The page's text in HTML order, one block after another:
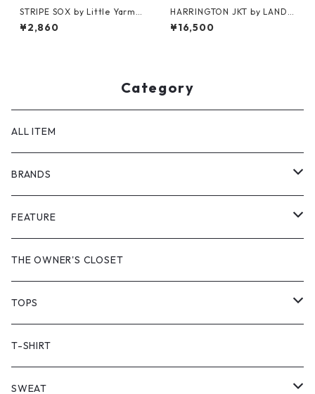
STRIPE SOX by Little Yarmo
uth
¥2,860
HARRINGTON JKT by LAND
S'END
¥16,500
Category
ALL ITEM
BRANDS
GHOST ALMOSTBLACK
PRODUCT TWELVE
BAICYCLON
Little Yarmouth
MANASTASH
FEATURE
NEW VINTAGE
Supreme
Stussy
VINTAGE OUTDOOR
ARC'TERYX
PATAGONIA
RTW VINTAGE
THE OWNER'S CLOSET
TOPS
JACKET
HEAVY OUTER
T-SHIRT
SWEAT